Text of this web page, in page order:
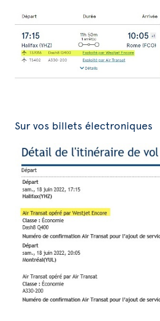
Sur vos billets électroniques